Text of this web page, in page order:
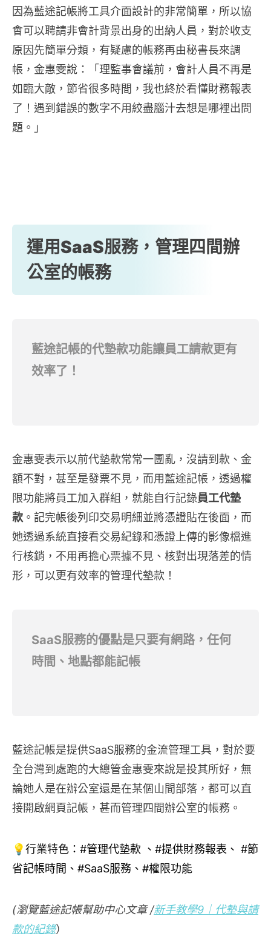
因為藍途記帳將工具介面設計的非常簡單，所以協
會可以聘請非會計背景出身的出納人員，對於收支
原因先簡單分類，有疑慮的帳務再由秘書長來調
帳，金惠雯說：「理監事會議前，會計人員不再是
如臨大敵，節省很多時間，我也終於看懂財務報表
了！遇到錯誤的數字不用絞盡腦汁去想是哪裡出問
題。」
運用SaaS服務，管理四間辦
公室的帳務
藍途記帳的代墊款功能讓員工請款更有
效率了！
金惠雯表示以前代墊款常常一團亂，沒請到款、金
額不對，甚至是發票不見，而用藍途記帳，透過權
限功能將員工加入群組，就能自行記錄員工代墊
款 。記完帳後列印交易明細並將憑證貼在後面，而
她透過系統直接看交易紀錄和憑證上傳的影像檔進
行核銷，不用再擔心票據不見、核對出現落差的情
形，可以更有效率的管理代墊款！
SaaS服務的優點是只要有網路，任何
時間、地點都能記帳
藍途記帳是提供SaaS服務的金流管理工具，對於要
全台灣到處跑的大總管金惠雯來說是投其所好，無
論她人是在辦公室還是在某個山間部落，都可以直
接開啟網頁記帳，甚而管理四間辦公室的帳務。
💡行業特色：#管理代墊款 、#提供財務報表、 #節
省記帳時間、#SaaS服務、#權限功能
(瀏覽藍途記帳幫助中心文章 /新手教學9｜代墊與請
款的紀錄）